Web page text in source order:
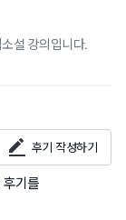
설 강의입니다.
후기 작성하기
기를